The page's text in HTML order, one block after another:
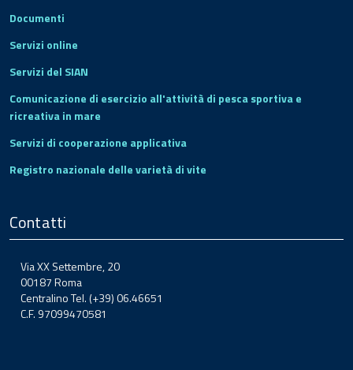
Documenti
Servizi online
Servizi del SIAN
Comunicazione di esercizio all'attività di pesca sportiva e
ricreativa in mare
Servizi di cooperazione applicativa
Registro nazionale delle varietà di vite
Contatti
Via XX Settembre, 20
00187 Roma
Centralino Tel. (+39) 06.46651
C.F. 97099470581